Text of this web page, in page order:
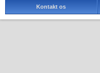
Kontakt os